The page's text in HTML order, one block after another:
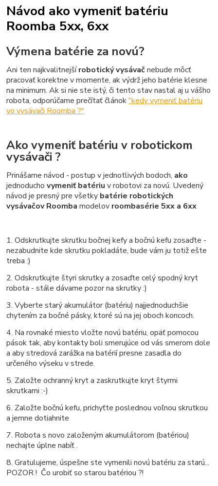
Návod ako vymeniť batériu
Roomba 5xx, 6xx
Výmena batérie za novú?
Ani ten najkvalitnejšírobotický vysávačnebude môcť
pracovať korektne v momente, ak výdrž jeho batérie klesne
na minimum. Ak si nie ste istý, či tento stav nastal aj u vášho
robota, odporúčame prečítať článok"kedy vymeniť batériu
vo vysávači Roomba ?"
Ako vymeniť batériu v robotickom
vysávači ?
Prinášame návod - postup v jednotlivých bodoch, ako
jednoduchovymeniť batériu v robotovi za novú. Uvedený
návod je presný pre všetky batérie robotických
vysávačov Roomba modelov roombasérie 5xx a 6xx
1. Odskrutkujte skrutku bočnej kefy a bočnú kefu zosaďte -
nezabudnite kde skrutku pokladáte, bude vám ju totiž ešte
treba :)
2. Odskrutkujte štyri skrutky a zosaďte celý spodný kryt
robota - stále dávame pozor na skrutky :)
3. Vyberte starý akumulátor (batériu) najjednoduchšie
chytením za bočné pásky, ktoré sú na jej oboch koncoch.
4. Na rovnaké miesto vložte novú batériu, opäť pomocou
pások tak, aby kontakty boli smerujúce od vás smerom dole
a aby stredová zarážka na batérií presne zasadla do
určeného výseku v strede.
5. Založte ochranný kryt a zaskrutkujte kryt štyrmi
skrutkami :-)
6. Založte bočnú kefu, prichyťte poslednou voľnou skrutkou
a jemne dotiahnite
7. Robota s novo založeným akumulátorom (batériou)
nechajte úplne nabíť .
8. Gratulujeme, úspešne ste vymenili novú batériu za starú...
POZOR ! Čo urobiť so starou batériou ?!